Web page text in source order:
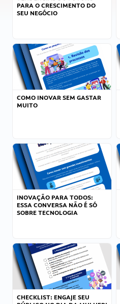
PARA O CRESCIMENTO DO
SEU NEGÓCIO
COMO INOVAR SEM GASTAR
MUITO
INOVAÇÃO PARA TODOS:
ESSA CONVERSA NÃO É SÓ
SOBRE TECNOLOGIA
CHECKLIST: ENGAJE SEU